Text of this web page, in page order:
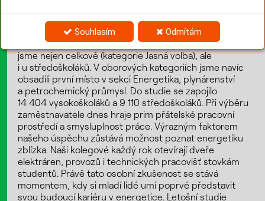
Souhlasím Odmítám
Skupina ČEZ opět obhájila první místo v prestižní
studii TOP Zaměstnavatelé 2026. Zůstáváme tak
nejžádanějším zaměstnavatelem napříč obory. Zvítězili
jsme nejen celkově (kategorie Jasná volba), ale
i u středoškoláků. V oborových kategoriích jsme navíc
obsadili první místo v sekci Energetika, plynárenství
a petrochemický průmysl. Do studie se zapojilo
14 404 vysokoškoláků a 9 110 středoškoláků. Při výběru
zaměstnavatele dnes hraje prim přátelské pracovní
prostředí a smysluplnost práce. Výrazným faktorem
našeho úspěchu zůstává možnost poznat energetiku
zblízka. Naši kolegové každý rok otevírají dveře
elektráren, provozů i technických pracovišť stovkám
studentů. Právě tato osobní zkušenost se stává
momentem, kdy si mladí lidé umí poprvé představit
svou budoucí kariéru v energetice. Letošní studie